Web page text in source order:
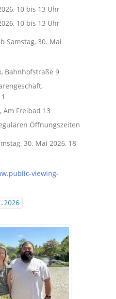
10 bis 13 Uhr
10 bis 13 Uhr
Samstag, 30. Mai
Bahnhofstraße 9
Am Freibad 13
Öffnungszeiten
30. Mai 2026, 18
viewing-